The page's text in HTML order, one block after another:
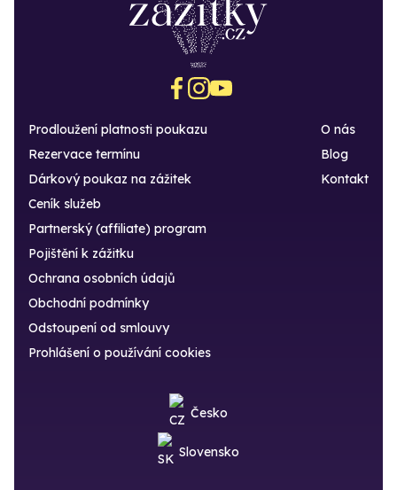
Prodloužení platnosti poukazu
Rezervace termínu
Dárkový poukaz na zážitek
O nás
Blog
Kontakt
Ceník služeb
Partnerský (affiliate) program
Pojištění k zážitku
Ochrana osobních údajů
Obchodní podmínky
Odstoupení od smlouvy
Prohlášení o používání cookies
Česko
Slovensko